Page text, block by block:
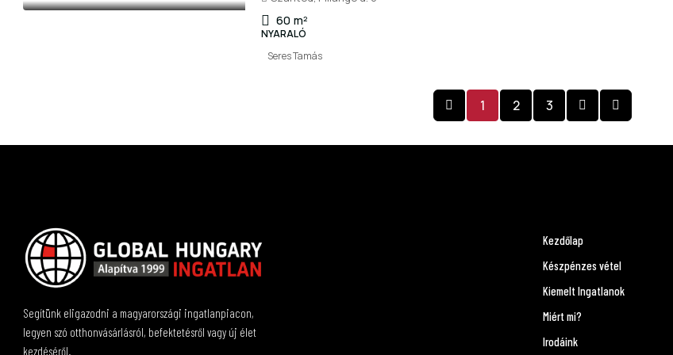
60 m²
NYARALÓ
Seres Tamás
1 2 3
Segítünk eligazodni a magyarországi ingatlanpiacon,
legyen szó otthonvásárlásról, befektetésről vagy új élet
kezdéséről.
Kezdőlap
Készpénzes vétel
Kiemelt Ingatlanok
Miért mi?
Irodáink